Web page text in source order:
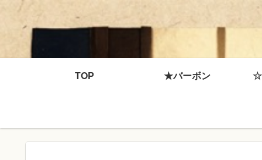
TOP ★バーボン ☆